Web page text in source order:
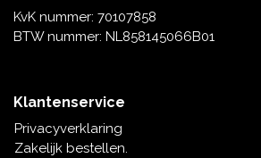
KvK nummer: 70107858
BTW nummer: NL858145066B01
Klantenservice
Privacyverklaring
Zakelijk bestellen.